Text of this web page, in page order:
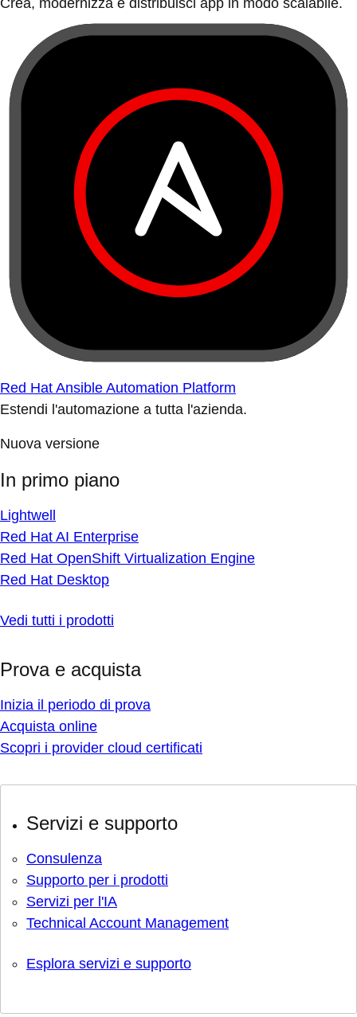
Crea, modernizza e distribuisci app in modo scalabile.
Red Hat Ansible Automation Platform
Estendi l'automazione a tutta l'azienda.
Nuova versione
In primo piano
Lightwell
Red Hat AI Enterprise
Red Hat OpenShift Virtualization Engine
Red Hat Desktop
Vedi tutti i prodotti
Prova e acquista
Inizia il periodo di prova
Acquista online
Scopri i provider cloud certificati
Servizi e supporto
Consulenza
Supporto per i prodotti
Servizi per l'IA
Technical Account Management
Esplora servizi e supporto